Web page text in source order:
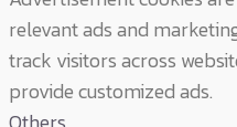
relevant ads and
track visitors across
provide customized ads.